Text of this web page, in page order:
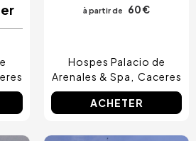
à partir de 60 €
Hospes Palacio de
Arenales & Spa
Caceres
ACHETER